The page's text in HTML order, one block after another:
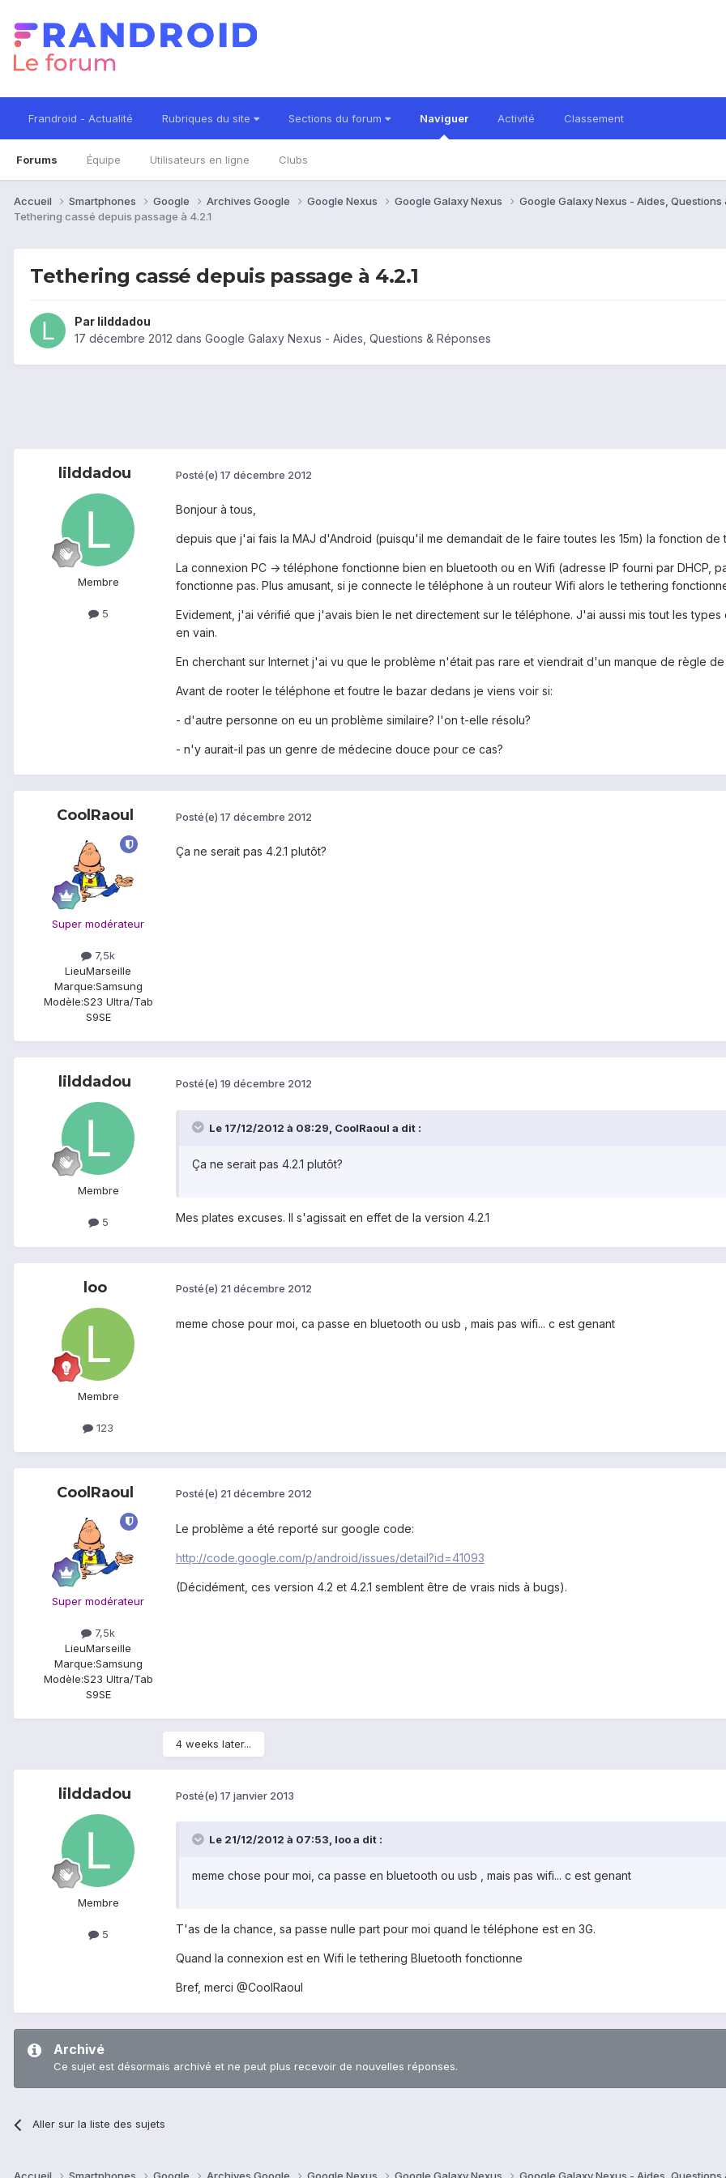
Frandroid - Actualité Rubriques du site Sections du forum Naviguer
Forums Équipe Utilisateurs en ligne Clubs
Activité Classement
Accueil Smartphones Google Archives Google Google Nexus Google Galaxy Nexus
Google Galaxy Nexus - Aides, Questions
Tethering cassé depuis passage à 4.2.1
Tethering cassé depuis passage à 4.2.1
Par lilddadou
17 décembre 2012 dans Google Galaxy Nexus - Aides, Questions & Réponses
lilddadou
Membre
5
Posté(e) 17 décembre 2012
Bonjour à tous,
depuis que j'ai fais la MAJ d'Android (puisqu'il me demandait de le faire toutes les 15m) la fonction
La connexion PC -> téléphone fonctionne bien en bluetooth ou en Wifi (adresse IP fourni par DHCP,
fonctionne pas. Plus amusant, si je connecte le téléphone à un routeur Wifi alors le tethering
Evidement, j'ai vérifié que j'avais bien le net directement sur le téléphone. J'ai aussi mis tout les
en vain.
En cherchant sur Internet j'ai vu que le problème n'était pas rare et viendrait d'un manque de règle
Avant de rooter le téléphone et foutre le bazar dedans je viens voir si:
- d'autre personne on eu un problème similaire? l'on t-elle résolu?
- n'y aurait-il pas un genre de médecine douce pour ce cas?
CoolRaoul
Super modérateur
7,5k
LieuMarseille
Marque:Samsung
Modèle:S23 Ultra/Tab
S9SE
Posté(e) 17 décembre 2012
Ça ne serait pas 4.2.1 plutôt?
lilddadou
Membre
5
Posté(e) 19 décembre 2012
Le 17/12/2012 à 08:29, CoolRaoul a dit :
Ça ne serait pas 4.2.1 plutôt?
Mes plates excuses. Il s'agissait en effet de la version 4.2.1
loo
Membre
123
Posté(e) 21 décembre 2012
meme chose pour moi, ca passe en bluetooth ou usb , mais pas wifi... c est genant
CoolRaoul
Super modérateur
7,5k
LieuMarseille
Marque:Samsung
Modèle:S23 Ultra/Tab
S9SE
Posté(e) 21 décembre 2012
Le problème a été reporté sur google code:
http://code.google.com/p/android/issues/detail?id=41093
(Décidément, ces version 4.2 et 4.2.1 semblent être de vrais nids à bugs).
4 weeks later...
lilddadou
Membre
5
Posté(e) 17 janvier 2013
Le 21/12/2012 à 07:53, loo a dit :
meme chose pour moi, ca passe en bluetooth ou usb , mais pas wifi... c est genant
T'as de la chance, sa passe nulle part pour moi quand le téléphone est en 3G.
Quand la connexion est en Wifi le tethering Bluetooth fonctionne
Bref, merci @CoolRaoul
Archivé
Ce sujet est désormais archivé et ne peut plus recevoir de nouvelles réponses.
Aller sur la liste des sujets